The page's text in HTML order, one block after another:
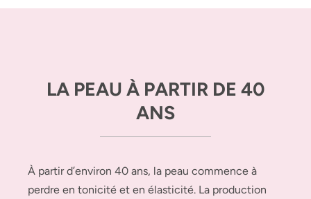
LA PEAU À PARTIR DE 40
ANS
À partir d’environ 40 ans, la peau commence à
perdre en tonicité et en élasticité. La production